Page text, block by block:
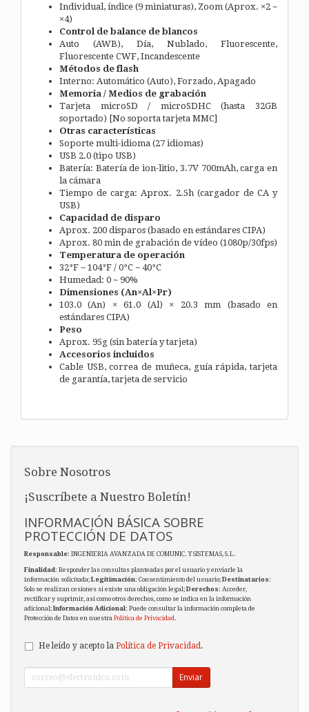
Individual, índice (9 miniaturas), Zoom (Aprox. ×2 ~
×4)
Control de balance de blancos
Auto (AWB), Día, Nublado, Fluorescente,
Fluorescente CWF, Incandescente
Métodos de flash
Interno: Automático (Auto), Forzado, Apagado
Memoria / Medios de grabación
Tarjeta microSD / microSDHC (hasta 32GB
soportado) [No soporta tarjeta MMC]
Otras características
Soporte multi-idioma (27 idiomas)
USB 2.0 (tipo USB)
Batería: Batería de ion-litio, 3.7V 700mAh, carga en
la cámara
Tiempo de carga: Aprox. 2.5h (cargador de CA y
USB)
Capacidad de disparo
Aprox. 200 disparos (basado en estándares CIPA)
Aprox. 80 min de grabación de vídeo (1080p/30fps)
Temperatura de operación
32°F ~ 104°F / 0°C ~ 40°C
Humedad: 0 ~ 90%
Dimensiones (An×Al×Pr)
103.0 (An) × 61.0 (Al) × 20.3 mm (basado en
estándares CIPA)
Peso
Aprox. 95g (sin batería y tarjeta)
Accesorios incluidos
Cable USB, correa de muñeca, guía rápida, tarjeta
de garantía, tarjeta de servicio
Sobre Nosotros
¡Suscríbete a Nuestro Boletín!
INFORMACIÓN BÁSICA SOBRE
PROTECCIÓN DE DATOS
Responsable: INGENIERIA AVANZADA DE COMUNIC. Y SISTEMAS, S.L.
Finalidad: Responder las consultas planteadas por el usuario y enviarle la
información solicitada;Legitimación: Consentimiento del usuario;Destinatarios:
Solo se realizan cesiones si existe una obligación legal;Derechos: Acceder,
rectificar y suprimir, así como otros derechos, como se indica en la información
adicional;Información Adicional: Puede consultar la información completa de
Protección de Datos en nuestra Política de Privacidad.
He leído y acepto la Política de Privacidad .
Enviar